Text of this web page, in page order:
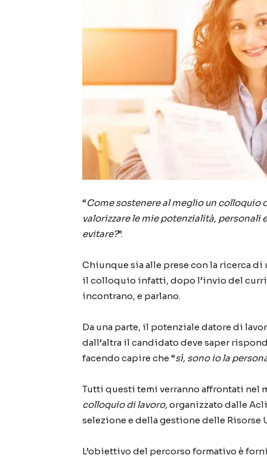
“Come sostenere al meglio un colloquio
valorizzare le mie potenzialità, personali
evitare?”.
Chiunque sia alle prese con la ricerca
il colloquio infatti, dopo l’invio del
incontrano, e parlano.
Da una parte, il potenziale datore di
dall’altra il candidato deve saper
facendo capire che “sì, sono io la
Tutti questi temi verranno affrontati nel
colloquio di lavoro,organizzato dalle
selezione e della gestione delle Risorse
L’obiettivo del percorso formativo è